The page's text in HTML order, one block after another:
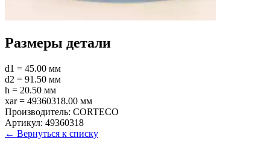
Размеры детали
d1 = 45.00 мм
d2 = 91.50 мм
h = 20.50 мм
xar = 49360318.00 мм
Производитель: CORTECO
Артикул: 49360318
← Вернуться к списку